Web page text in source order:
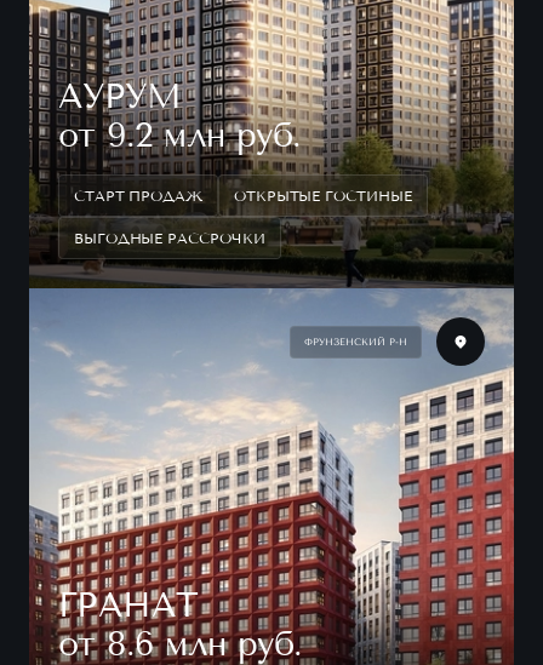
АУРУМ
от 9.2 млн руб.
СТАРТ ПРОДАЖ ОТКРЫТЫЕ ГОСТИНЫЕ
ВЫГОДНЫЕ РАССРОЧКИ
ФРУНЗЕНСКИЙ Р-Н
ГРАНАТ
от 8.6 млн руб.